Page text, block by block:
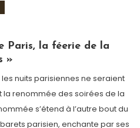
Paris, la féerie de la
»
nuits parisiennes ne seraient
la renommée des soirées de la
s’étend à l’autre bout du
parisien, enchante par ses